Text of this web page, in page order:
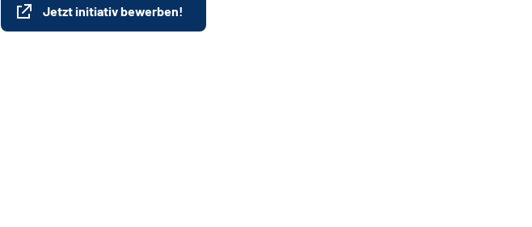
Jetzt initiativ bewerben!